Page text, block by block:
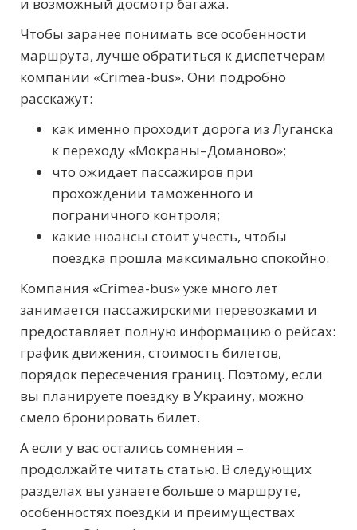
Чтобы заранее понимать все особенности
маршрута, лучше обратиться к диспетчерам
компании «Crimea-bus». Они подробно
расскажут:
как именно проходит дорога из Луганска
к переходу «Мокраны–Доманово»;
что ожидает пассажиров при
прохождении таможенного и
пограничного контроля;
какие нюансы стоит учесть, чтобы
поездка прошла максимально спокойно.
Компания «Crimea-bus» уже много лет
занимается пассажирскими перевозками и
предоставляет полную информацию о рейсах:
график движения, стоимость билетов,
порядок пересечения границ. Поэтому, если
вы планируете поездку в Украину, можно
смело бронировать билет.
А если у вас остались сомнения –
продолжайте читать статью. В следующих
разделах вы узнаете больше о маршруте,
особенностях поездки и преимуществах